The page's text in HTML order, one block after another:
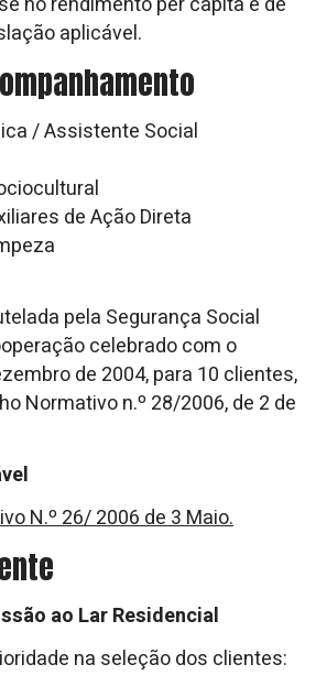
aplicável.
/ Assistente Social
de Ação Direta
pela Segurança Social
celebrado com o
de 2004, para 10 clientes,
Normativo n.º 28/2006, de 2 de
N.º 26/ 2006 de 3 Maio.
ao Lar Residencial
na seleção dos clientes: